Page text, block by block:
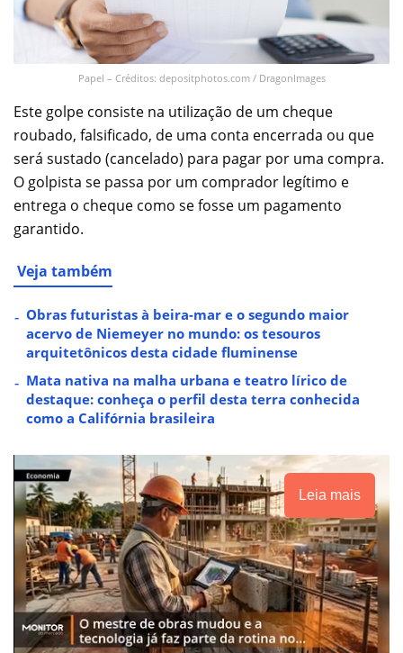
Papel – Créditos: depositphotos.com / DragonImages
Este golpe consiste na utilização de um cheque
roubado, falsificado, de uma conta encerrada ou que
será sustado (cancelado) para pagar por uma compra.
O golpista se passa por um comprador legítimo e
entrega o cheque como se fosse um pagamento
garantido.
Veja também
Obras futuristas à beira-mar e o segundo maior
acervo de Niemeyer no mundo: os tesouros
arquitetônicos desta cidade fluminense
Mata nativa na malha urbana e teatro lírico de
destaque: conheça o perfil desta terra conhecida
como a Califórnia brasileira
Leia mais